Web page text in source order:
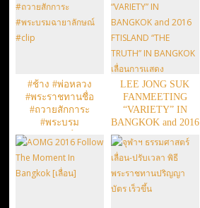
#ช้าง #พ่อหลวง
#พระราชทานชื่อ
#ถวายสักการะ
#พระบรม
ฉายาลักษณ์ #clip
LEE JONG SUK
FANMEETING
“VARIETY” IN
BANGKOK and 2016
FTISLAND “THE
TRUTH” IN
BANGKOK เลื่อน
การแสดง